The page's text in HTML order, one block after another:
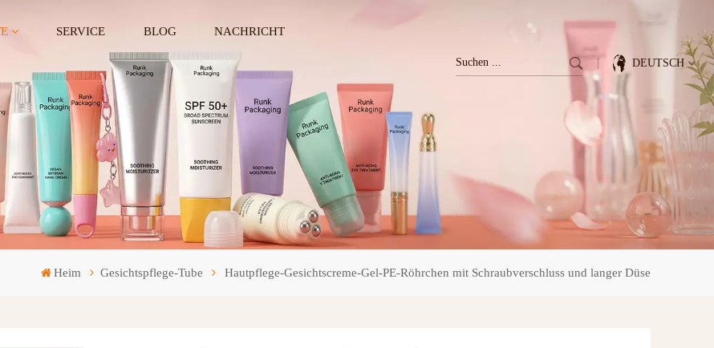
SERVICE BLOG NACHRICHT
DEUTSCH
English
Deutsch
Italiano
Heim Gesichtspflege-Tube Hautpflege-Gesichtscreme-Gel-PE-Röhrchen mit Schraubverschluss und langer Düse